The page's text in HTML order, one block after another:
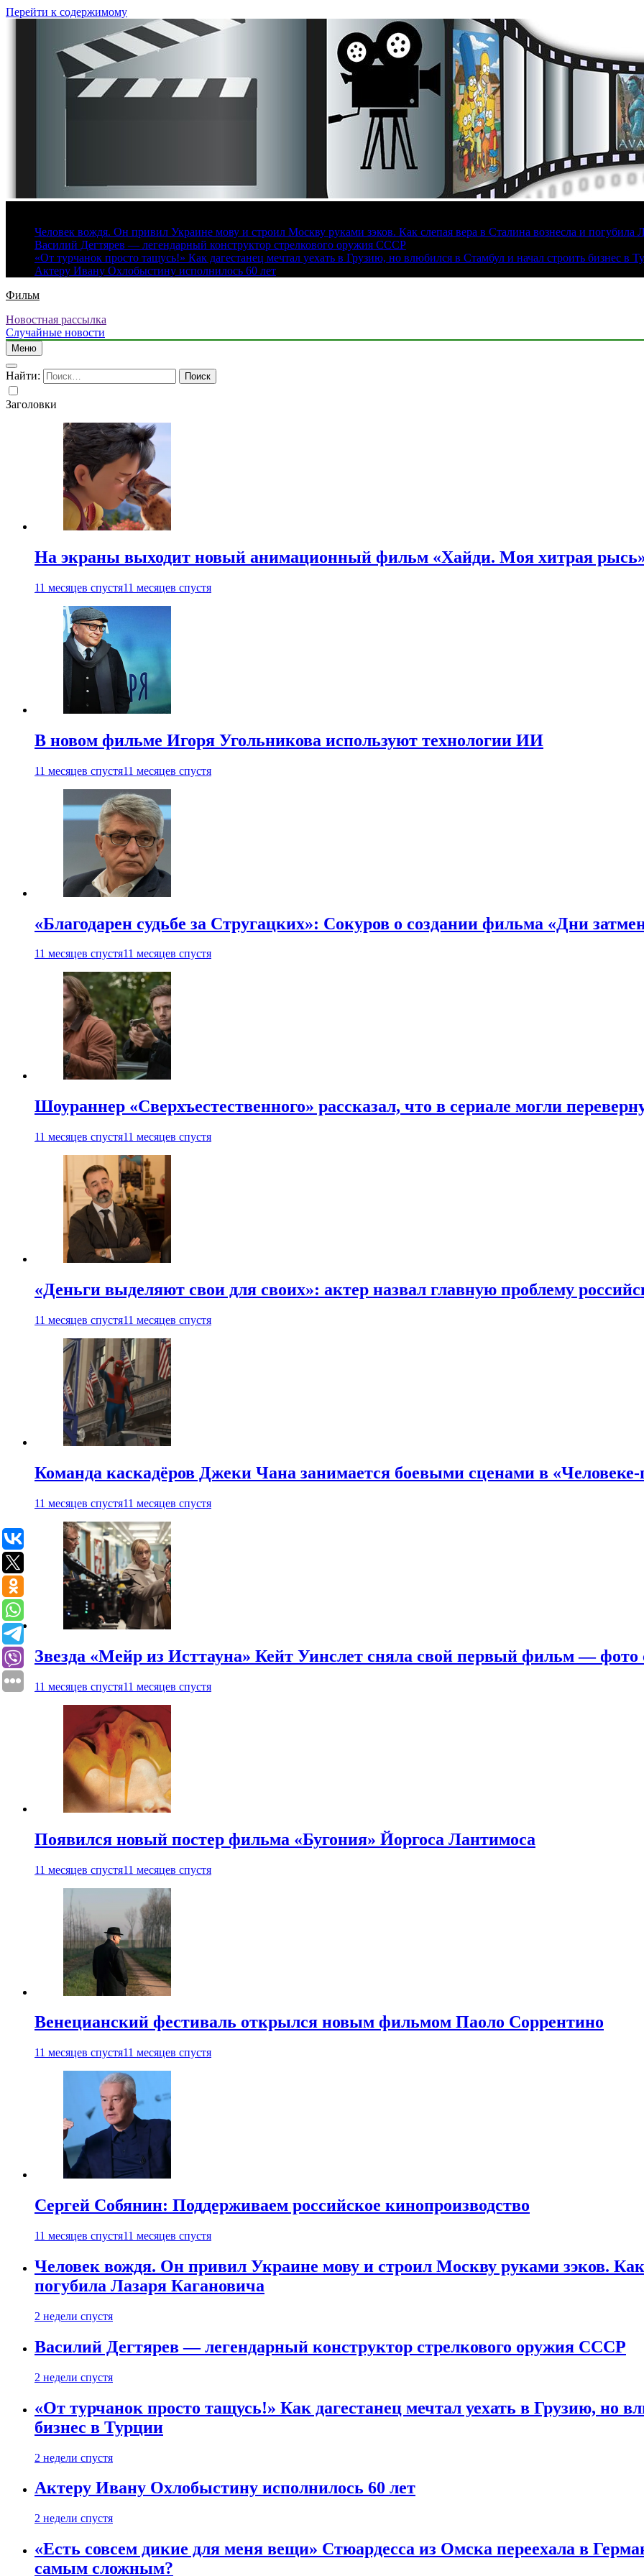
Перейти к содержимому
Человек вождя. Он привил Украине мову и строил Москву руками зэков. Как слепая вера в Сталина вознесла и погубила
Василий Дегтярев — легендарный конструктор стрелкового оружия СССР
«От турчанок просто тащусь!» Как дагестанец мечтал уехать в Грузию, но влюбился в Стамбул и начал строить бизнес в
Актеру Ивану Охлобыстину исполнилось 60 лет
Фильм
Новостная рассылка
Случайные новости
Меню
Найти:
Заголовки
На экраны выходит новый анимационный фильм «Хайди. Моя хитрая
11 месяцев спустя11 месяцев спустя
В новом фильме Игоря Угольникова используют технологии ИИ
11 месяцев спустя11 месяцев спустя
«Благодарен судьбе за Стругацких»: Сокуров о создании фильма «Дни
11 месяцев спустя11 месяцев спустя
Шоураннер «Сверхъестественного» рассказал, что в сериале могли
11 месяцев спустя11 месяцев спустя
«Деньги выделяют свои для своих»: актер назвал главную проблему
11 месяцев спустя11 месяцев спустя
Команда каскадёров Джеки Чана занимается боевыми сценами в «Человеке-
11 месяцев спустя11 месяцев спустя
Звезда «Мейр из Исттауна» Кейт Уинслет сняла свой первый фильм — фото
11 месяцев спустя11 месяцев спустя
Появился новый постер фильма «Бугония» Йоргоса Лантимоса
11 месяцев спустя11 месяцев спустя
Венецианский фестиваль открылся новым фильмом Паоло Соррентино
11 месяцев спустя11 месяцев спустя
Сергей Собянин: Поддерживаем российское кинопроизводство
11 месяцев спустя11 месяцев спустя
Человек вождя. Он привил Украине мову и строил Москву руками зэков.
погубила Лазаря Кагановича
2 недели спустя
Василий Дегтярев — легендарный конструктор стрелкового оружия СССР
2 недели спустя
«От турчанок просто тащусь!» Как дагестанец мечтал уехать в Грузию, но
бизнес в Турции
2 недели спустя
Актеру Ивану Охлобыстину исполнилось 60 лет
2 недели спустя
«Есть совсем дикие для меня вещи» Стюардесса из Омска переехала в
самым сложным?